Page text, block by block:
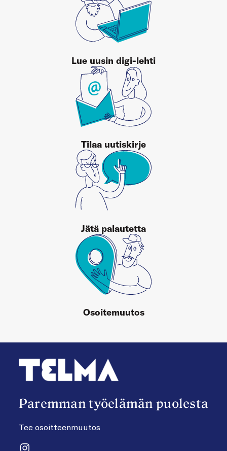
Lue uusin digi-lehti
Tilaa uutiskirje
Jätä palautetta
Osoitemuutos
Paremman työelämän puolesta
Tee osoitteenmuutos
Instagram